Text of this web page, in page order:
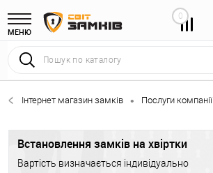
МЕНЮ
0
Інтернет магазин замків • Послуги компанії
Встановлення замків на хвіртки
Вартість визначається індивідуально